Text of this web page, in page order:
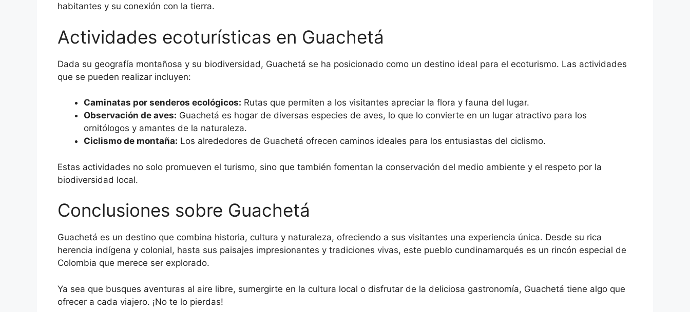
habitantes y su conexión con la tierra.
Actividades ecoturísticas en Guachetá
Dada su geografía montañosa y su biodiversidad, Guachetá se ha posicionado como un destino ideal para el ecoturismo. Las actividades
que se pueden realizar incluyen:
Caminatas por senderos ecológicos: Rutas que permiten a los visitantes apreciar la flora y fauna del lugar.
Observación de aves: Guachetá es hogar de diversas especies de aves, lo que lo convierte en un lugar atractivo para los
ornitólogos y amantes de la naturaleza.
Ciclismo de montaña: Los alrededores de Guachetá ofrecen caminos ideales para los entusiastas del ciclismo.
Estas actividades no solo promueven el turismo, sino que también fomentan la conservación del medio ambiente y el respeto por la
biodiversidad local.
Conclusiones sobre Guachetá
Guachetá es un destino que combina historia, cultura y naturaleza, ofreciendo a sus visitantes una experiencia única. Desde su rica
herencia indígena y colonial, hasta sus paisajes impresionantes y tradiciones vivas, este pueblo cundinamarqués es un rincón especial de
Colombia que merece ser explorado.
Ya sea que busques aventuras al aire libre, sumergirte en la cultura local o disfrutar de la deliciosa gastronomía, Guachetá tiene algo que
ofrecer a cada viajero. ¡No te lo pierdas!